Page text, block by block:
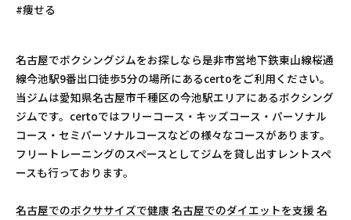
#痩せる
名古屋でボクシングジムをお探しなら是非市営地下鉄東山線桜通
線今池駅9番出口徒歩5分の場所にあるcertoをご利用ください。
当ジムは愛知県名古屋市千種区の今池駅エリアにあるボクシング
ジムです。certoではフリーコース・キッズコース・パーソナル
コース・セミパーソナルコースなどの様々なコースがあります。
フリートレーニングのスペースとしてジムを貸し出すレントスペ
ースも行っております。
名古屋でのボクササイズで健康名古屋でのダイエットを支援 名